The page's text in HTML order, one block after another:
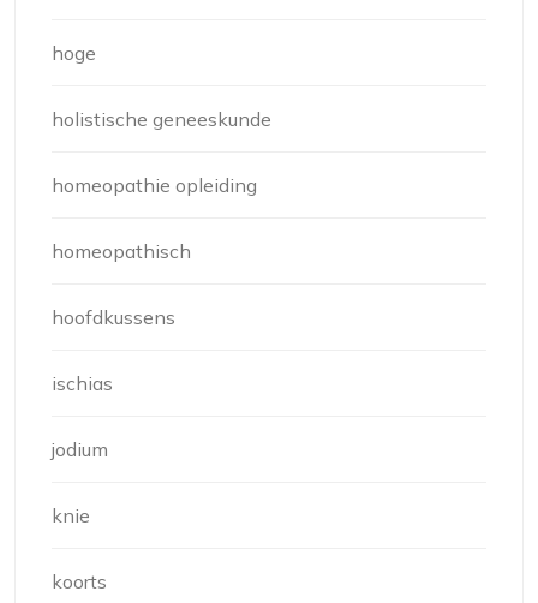
hoge
holistische geneeskunde
homeopathie opleiding
homeopathisch
hoofdkussens
ischias
jodium
knie
koorts